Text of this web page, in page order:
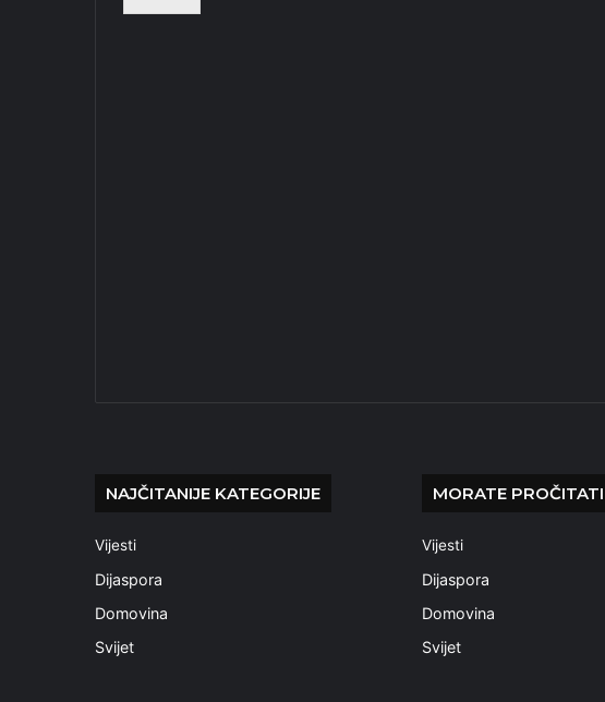
NAJČITANIJE KATEGORIJE
Vijesti
Dijaspora
Domovina
Svijet
MORATE PROČITATI
Vijesti
Dijaspora
Domovina
Svijet